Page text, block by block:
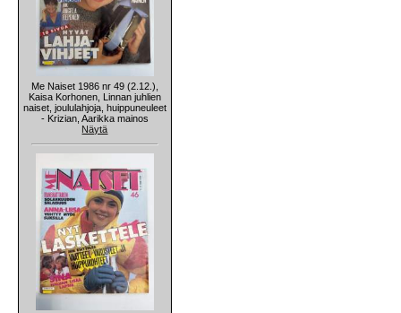
Me Naiset 1986 nr 49 (2.12.),
Kaisa Korhonen, Linnan juhlien
naiset, joululahjoja, huippuneuleet
- Krizian, Aarikka mainos
Näytä